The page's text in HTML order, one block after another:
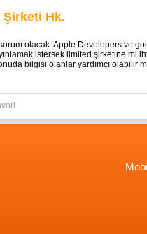
Şirketi Hk.
olacak. Apple Developers ve
istersek limited şirketine mi
bilgisi olanlar yardımcı olabilir
+